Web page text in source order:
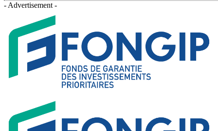
- Advertisement -